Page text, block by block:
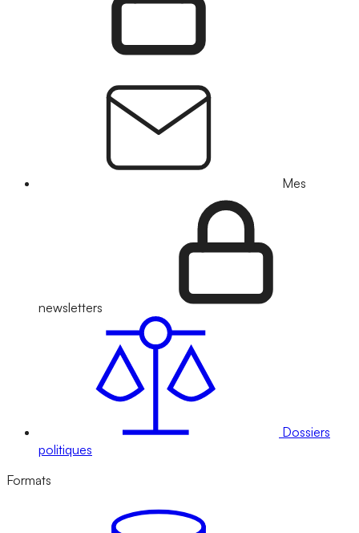
Mes
newsletters
Dossiers
politiques
Formats